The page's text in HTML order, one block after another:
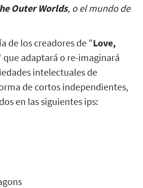
Outer Worlds, o el mundo de
de los creadores de "Love,
que adaptará o re-imaginará
intelectuales de
de cortos independientes,
en las siguientes ips: